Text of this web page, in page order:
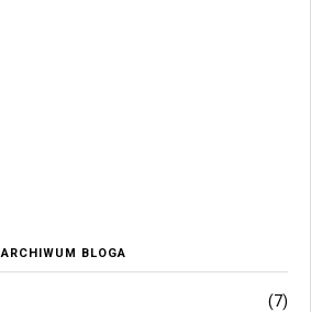
ARCHIWUM BLOGA
(7)